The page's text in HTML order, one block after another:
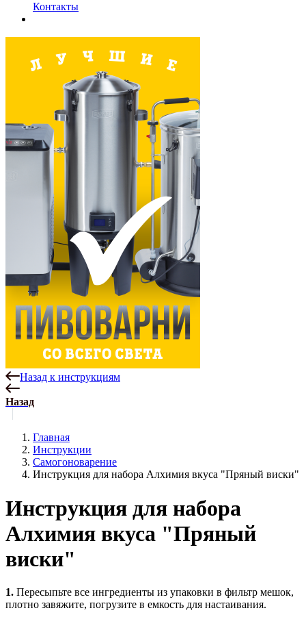
Контакты
Назад к инструкциям
Назад
Главная
Инструкции
Самогоноварение
Инструкция для набора Алхимия вкуса "Пряный виски"
Инструкция для набора
Алхимия вкуса "Пряный
виски"
1. Пересыпьте все ингредиенты из упаковки в фильтр мешок,
плотно завяжите, погрузите в емкость для настаивания.